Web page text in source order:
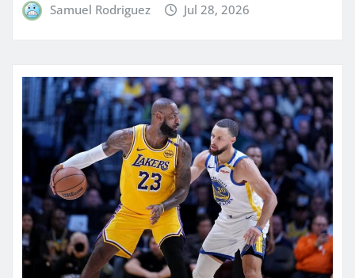
Samuel Rodriguez Jul 28, 2026